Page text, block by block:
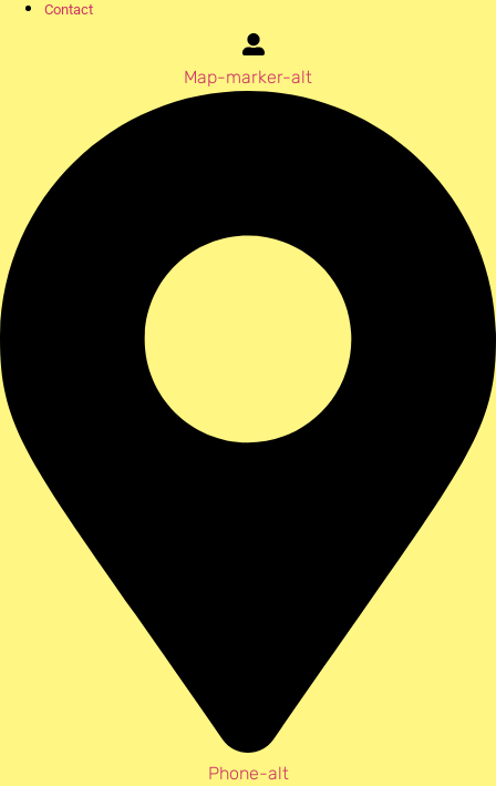
Contact
Map-marker-alt
Phone-alt